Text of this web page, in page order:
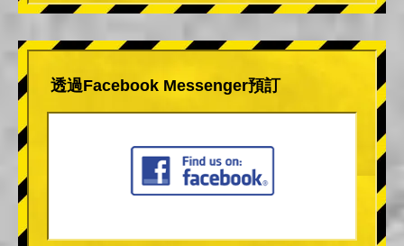
透過Facebook Messenger預訂